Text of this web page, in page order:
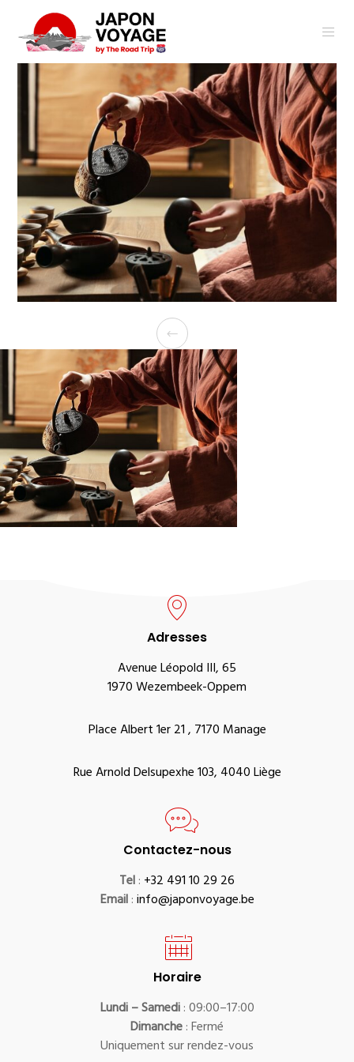
Adresses
Avenue Léopold III, 65
1970 Wezembeek-Oppem
Place Albert 1er 21 , 7170 Manage
Rue Arnold Delsupexhe 103, 4040 Liège
Contactez-nous
Tel: +32 491 10 29 26
Email:info@japonvoyage.be
Horaire
Lundi – Samedi: 09:00–17:00
Dimanche: Fermé
Uniquement sur rendez-vous